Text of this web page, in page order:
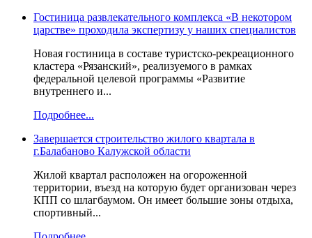
Гостиница развлекательного комплекса «В некотором
царстве» проходила экспертизу у наших специалистов
Новая гостиница в составе туристско-рекреационного
кластера «Рязанский», реализуемого в рамках
федеральной целевой программы «Развитие
внутреннего и...
Подробнее...
Завершается строительство жилого квартала в
г.Балабаново Калужской области
Жилой квартал расположен на огороженной
территории, въезд на которую будет организован через
КПП со шлагбаумом. Он имеет большие зоны отдыха,
спортивный...